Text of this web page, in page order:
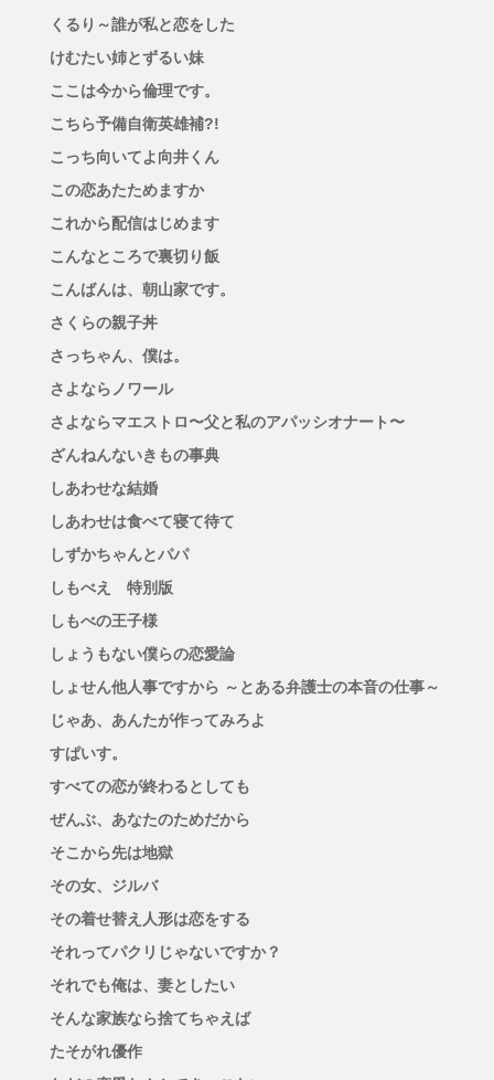
くるり～誰が私と恋をした
けむたい姉とずるい妹
ここは今から倫理です。
こちら予備自衛英雄補?!
こっち向いてよ向井くん
この恋あたためますか
これから配信はじめます
こんなところで裏切り飯
こんばんは、朝山家です。
さくらの親子丼
さっちゃん、僕は。
さよならノワール
さよならマエストロ〜父と私のアパッシオナート〜
ざんねんないきもの事典
しあわせな結婚
しあわせは食べて寝て待て
しずかちゃんとパパ
しもべえ 特別版
しもべの王子様
しょうもない僕らの恋愛論
しょせん他人事ですから ～とある弁護士の本音の仕事～
じゃあ、あんたが作ってみろよ
すぱいす。
すべての恋が終わるとしても
ぜんぶ、あなたのためだから
そこから先は地獄
その女、ジルバ
その着せ替え人形は恋をする
それってパクリじゃないですか？
それでも俺は、妻としたい
そんな家族なら捨てちゃえば
たそがれ優作